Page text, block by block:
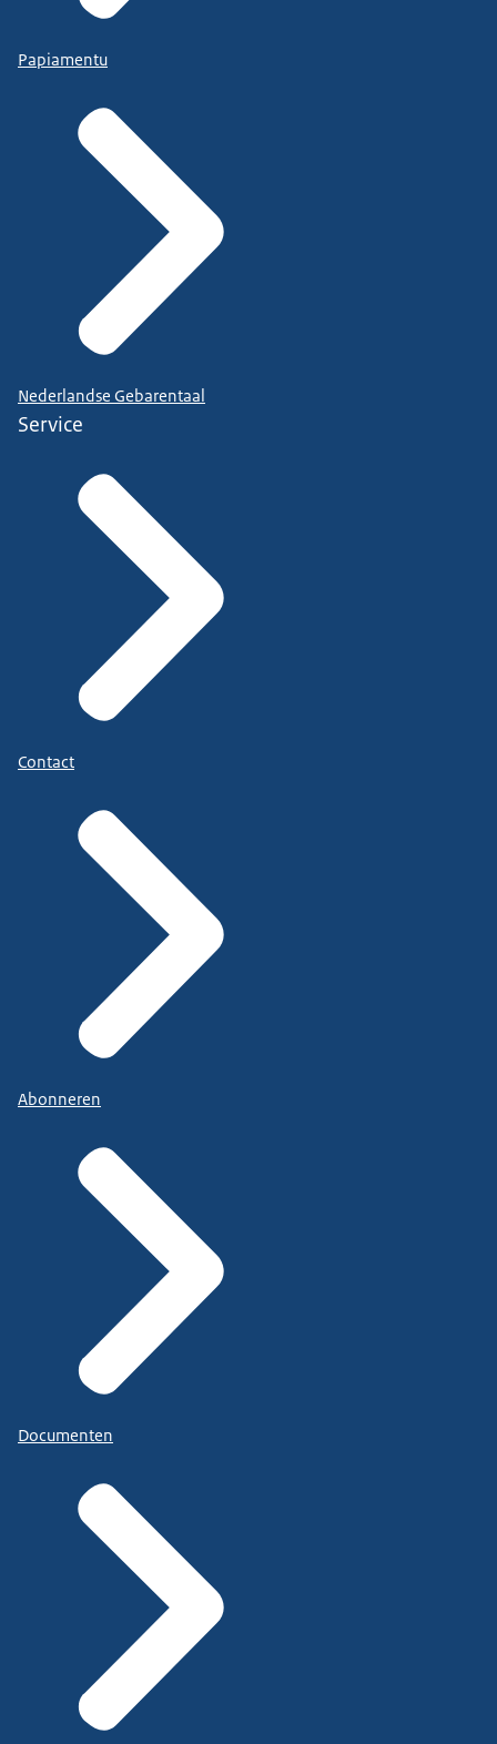
Papiamentu
Nederlandse Gebarentaal
Service
Contact
Abonneren
Documenten